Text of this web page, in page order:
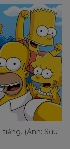
(Ảnh: Sưu